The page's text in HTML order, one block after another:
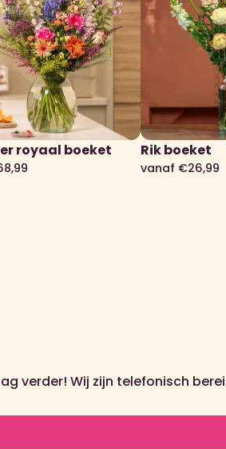
royaal boeket Rik boeket
vanaf €26,99
verder! Wij zijn telefonisch